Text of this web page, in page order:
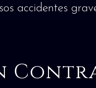
accidentes